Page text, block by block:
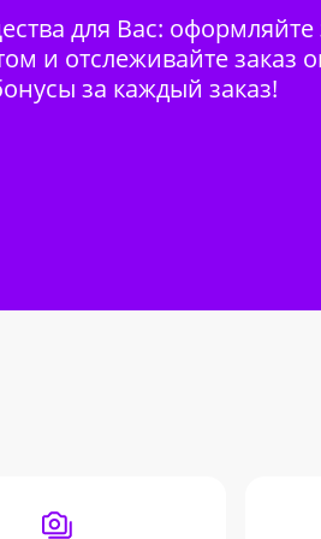
для Вас: оформляйте
и отслеживайте заказ
за каждый заказ!